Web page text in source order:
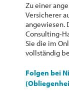
Zu einer
Versicherer
angewiesen.
Consulting-
Sie die im
vollständig
Folgen bei